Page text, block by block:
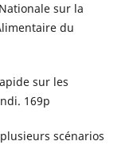
sur la
du
sur les
169p
scénarios